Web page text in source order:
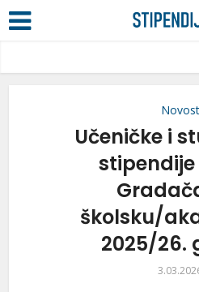
Učeničke i
školsku/
2025/26.